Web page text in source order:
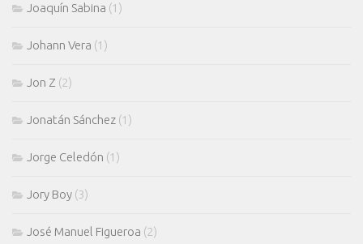
Joaquín Sabina (1)
Johann Vera (1)
Jon Z (2)
Jonatán Sánchez (1)
Jorge Celedón (1)
Jory Boy (3)
José Manuel Figueroa (2)